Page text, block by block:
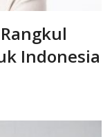
Indonesia